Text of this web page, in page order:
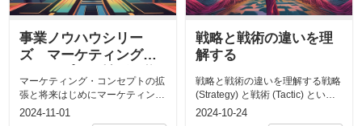
事業ノウハウシリー
ズ マーケティング・
来
マーケティング・コンセプトの拡
張と将来はじめにマーケティング
の分野は急速に進化し、企業にと
2024-11-01
戦略と戦術の違いを理
解する
戦略と戦術の違いを理解する戦略
(Strategy) と戦術 (Tactic) という
言葉をよく耳に...
2024-10-24